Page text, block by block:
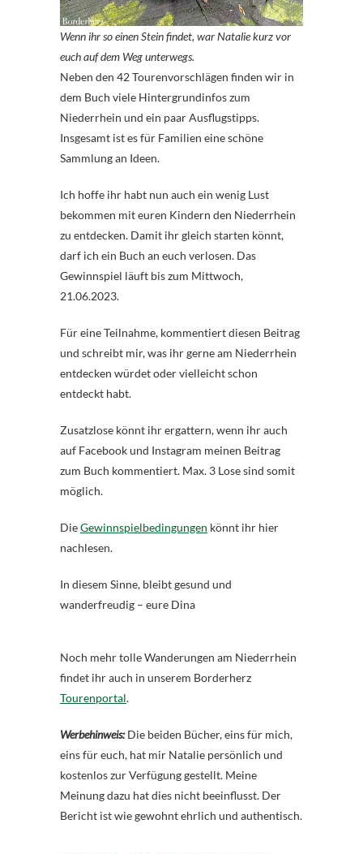
Wenn ihr so einen Stein findet, war Natalie kurz vor
euch auf dem Weg unterwegs.
Neben den 42 Tourenvorschlägen finden wir in
dem Buch viele Hintergrundinfos zum
Niederrhein und ein paar Ausflugstipps.
Insgesamt ist es für Familien eine schöne
Sammlung an Ideen.
Ich hoffe ihr habt nun auch ein wenig Lust
bekommen mit euren Kindern den Niederrhein
zu entdecken. Damit ihr gleich starten könnt,
darf ich ein Buch an euch verlosen. Das
Gewinnspiel läuft bis zum Mittwoch,
21.06.2023.
Für eine Teilnahme, kommentiert diesen Beitrag
und schreibt mir, was ihr gerne am Niederrhein
entdecken würdet oder vielleicht schon
entdeckt habt.
Zusatzlose könnt ihr ergattern, wenn ihr auch
auf Facebook und Instagram meinen Beitrag
zum Buch kommentiert. Max. 3 Lose sind somit
möglich.
DieGewinnspielbedingungen könnt ihr hier
nachlesen.
In diesem Sinne, bleibt gesund und
wanderfreudig – eure Dina
Noch mehr tolle Wanderungen am Niederrhein
findet ihr auch in unserem Borderherz
Tourenportal.
Werbehinweis:Die beiden Bücher, eins für mich,
eins für euch, hat mir Natalie persönlich und
kostenlos zur Verfügung gestellt. Meine
Meinung dazu hat dies nicht beeinflusst. Der
Bericht ist wie gewohnt ehrlich und authentisch.